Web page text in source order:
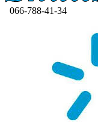
066-788-41-34